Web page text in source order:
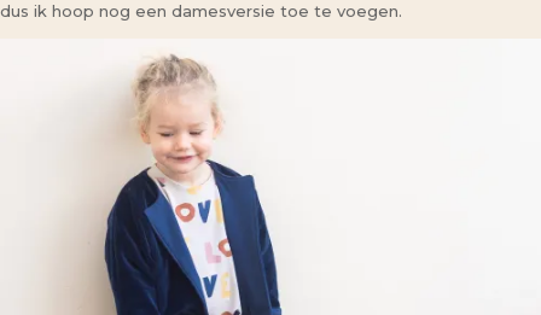
dus ik hoop nog een damesversie toe te voegen.